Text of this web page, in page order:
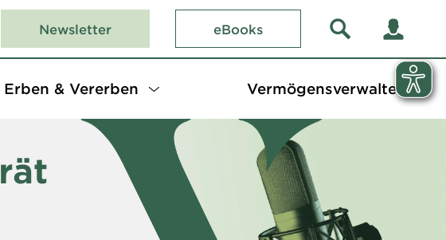
Newsletter eBooks
Erben & Vererben Vermögensverwalter